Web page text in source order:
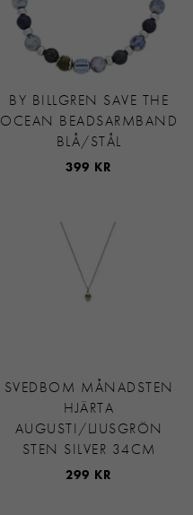
BY BILLGREN SAVE THE
OCEAN BEADSARMBAND
BLÅ/STÅL
399 KR
SVEDBOM MÅNADSTEN
HJÄRTA
AUGUSTI/LJUSGRÖN
STEN SILVER 34CM
299 KR